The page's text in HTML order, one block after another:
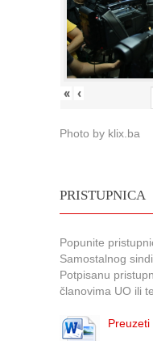
« ‹
Photo by klix.ba
PRISTUPNICA
Popunite
Samostalnog
Potpisanu
članovima UO ili
Preuzeti